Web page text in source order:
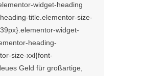
widget-heading
title.elementor-size-
widget-
heading-
size-xxl{font-
Geld für großartige,